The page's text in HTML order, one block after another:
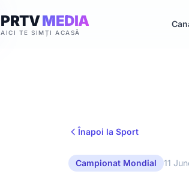
PRTVMEDIA
AICI TE SIMȚI ACASĂ
Înapoi la Sport
Campionat Mondial 11